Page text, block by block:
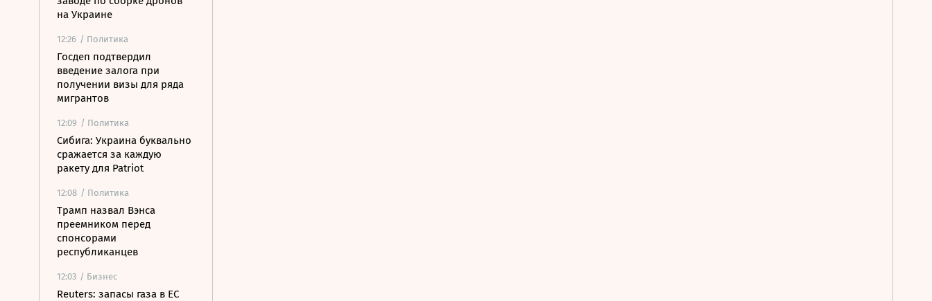
на Украине
12:26 / Политика
Госдеп подтвердил
введение залога при
получении визы для ряда
мигрантов
12:09 / Политика
Сибига: Украина буквально
сражается за каждую
ракету для Patriot
12:08 / Политика
Трамп назвал Вэнса
преемником перед
спонсорами
республиканцев
12:03 / Бизнес
Reuters: запасы газа в ЕС